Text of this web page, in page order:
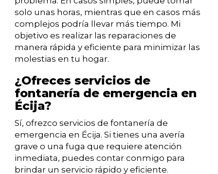
solo unas horas, mientras que en casos más
complejos podría llevar más tiempo. Mi
objetivo es realizar las reparaciones de
manera rápida y eficiente para minimizar las
molestias en tu hogar.
¿Ofreces servicios de
fontanería de emergencia en
Écija?
Sí, ofrezco servicios de fontanería de
emergencia en Écija. Si tienes una avería
grave o una fuga que requiere atención
inmediata, puedes contar conmigo para
brindar un servicio rápido y eficiente.